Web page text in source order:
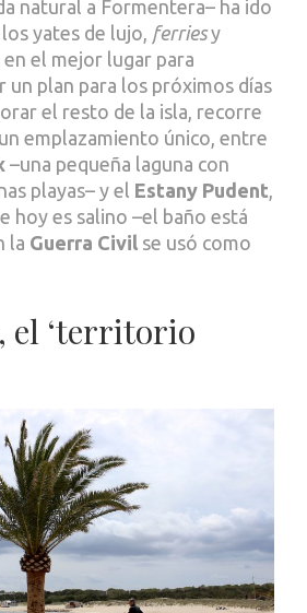
natural a Formentera– ha ido
yates de lujo, ferriesy
en el mejor lugar para
un plan para los próximos días
el resto de la isla, recorre
emplazamiento único, entre
–una pequeña laguna con
playas– y el Estany Pudent
hoy es salino –el baño está
la Guerra Civil se usó como
el ‘territorio